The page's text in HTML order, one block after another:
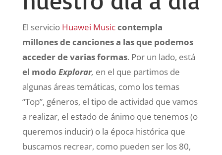
El servicio Huawei Musiccontempla
millones de canciones a las que podemos
acceder de varias formas. Por un lado, está
el modo Explorar, en el que partimos de
algunas áreas temáticas, como los temas
“Top”, géneros, el tipo de actividad que vamos
a realizar, el estado de ánimo que tenemos (o
queremos inducir) o la época histórica que
buscamos recrear, como pueden ser los 80,